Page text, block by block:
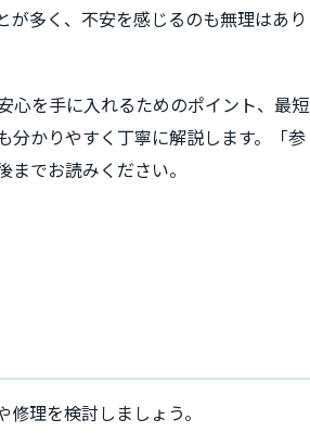
多く、不安を感じるのも無理はあり
心を手に入れるためのポイント、最短
分かりやすく丁寧に解説します。「参
でお読みください。
理を検討しましょう。